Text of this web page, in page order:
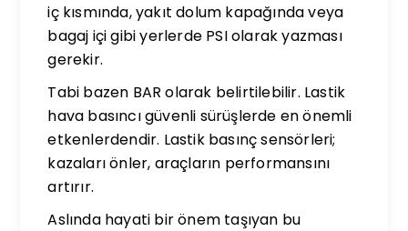
iç kısmında, yakıt dolum kapağında veya
bagaj içi gibi yerlerde PSI olarak yazması
gerekir.
Tabi bazen BAR olarak belirtilebilir. Lastik
hava basıncı güvenli sürüşlerde en önemli
etkenlerdendir. Lastik basınç sensörleri;
kazaları önler, araçların performansını
artırır.
Aslında hayati bir önem taşıyan bu